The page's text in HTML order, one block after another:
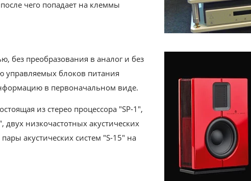
чего попадает на клеммы
без преобразования в аналог и без
блоков питания
в первоначальном виде.
из стерео процессора "SP-1",
двух низкочастотных акустических
акустических систем "S-15" на